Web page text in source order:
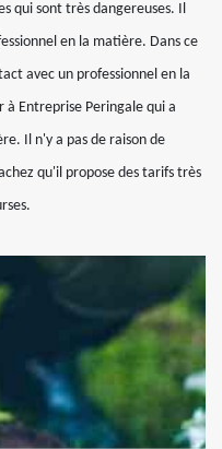
qui sont très dangereuses. Il
en la matière. Dans ce
avec un professionnel en la
à Entreprise Peringale qui a
Il n'y a pas de raison de
qu'il propose des tarifs très